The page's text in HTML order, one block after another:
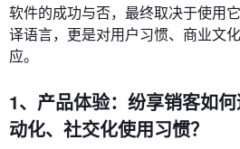
软件的成功与否，最终取决于使用
译语言，更是对用户习惯、商业文
应。
1、产品体验：纷享销客如
动化、社交化使用习惯？